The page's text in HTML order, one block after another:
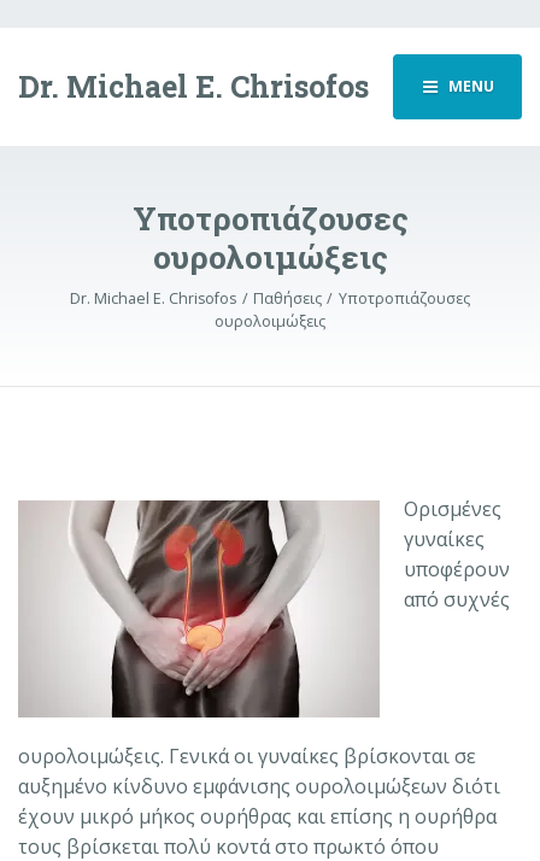
Dr. Michael E. Chrisofos MENU
Υποτροπιάζουσες
ουρολοιμώξεις
Dr. Michael E. Chrisofos Παθήσεις
Υποτροπιάζουσες
ουρολοιμώξεις
Ορισμένες
γυναίκες
υποφέρουν
από συχνές
ουρολοιμώξεις. Γενικά οι γυναίκες βρίσκονται σε
αυξημένο κίνδυνο εμφάνισης ουρολοιμώξεων διότι
έχουν μικρό μήκος ουρήθρας και επίσης η ουρήθρα
τους βρίσκεται πολύ κοντά στο πρωκτό όπου